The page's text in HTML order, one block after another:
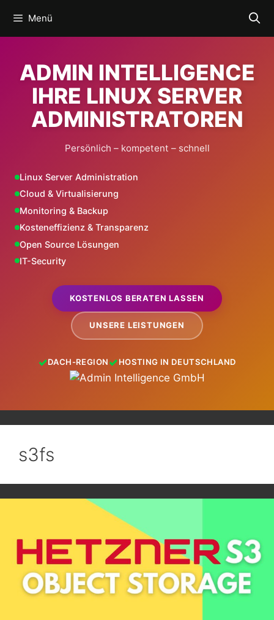
Inhalt
springen
Menü
ADMIN INTELLIGENCE
IHRE LINUX SERVER
ADMINISTRATOREN
Persönlich – kompetent – schnell
Linux Server Administration
Cloud & Virtualisierung
Monitoring & Backup
Kosteneffizienz & Transparenz
Open Source Lösungen
IT-Security
KOSTENLOS BERATEN LASSEN
UNSERE LEISTUNGEN
DACH-REGION HOSTING IN DEUTSCHLAND
s3fs